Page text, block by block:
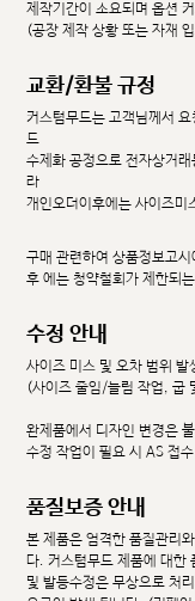
제작기간이 소요되며 옵션
(공장 제작 상황 또는 자재
교환/환불 규정
커스텀무드는 고객님께서
드
수제화 공정으로 전자상거
라
개인오더이후에는 사이즈미
구매 관련하여 상품정보고
후 에는 청약철회가 제한되
수정 안내
사이즈 미스 및 오차 범위 발
(사이즈 줄임/늘림 작업, 굽
완제품에서 디자인 변경은
수정 작업이 필요 시 AS 접
품질보증 안내
본 제품은 엄격한 품질관리
다. 커스텀무드 제품에 대한
및 발등수정은 무상으로 처